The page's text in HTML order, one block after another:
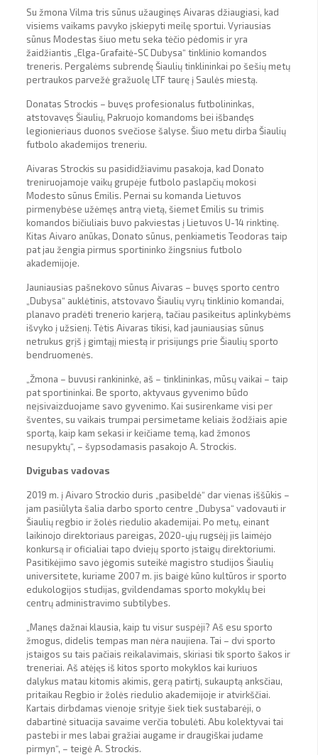
Su žmona Vilma tris sūnus užauginęs Aivaras džiaugiasi, kad
visiems vaikams pavyko įskiepyti meilę sportui. Vyriausias
sūnus Modestas šiuo metu seka tėčio pėdomis ir yra
žaidžiantis „Elga-Grafaitė-SC Dubysa“ tinklinio komandos
treneris. Pergalėms subrendę Šiaulių tinklininkai po šešių metų
pertraukos parvežė gražuolę LTF taurę į Saulės miestą.
Donatas Strockis – buvęs profesionalus futbolininkas,
atstovavęs Šiaulių, Pakruojo komandoms bei išbandęs
legionieriaus duonos svečiose šalyse. Šiuo metu dirba Šiaulių
futbolo akademijos treneriu.
Aivaras Strockis su pasididžiavimu pasakoja, kad Donato
treniruojamoje vaikų grupėje futbolo paslapčių mokosi
Modesto sūnus Emilis. Pernai su komanda Lietuvos
pirmenybėse užėmęs antrą vietą, šiemet Emilis su trimis
komandos bičiuliais buvo pakviestas į Lietuvos U-14 rinktinę.
Kitas Aivaro anūkas, Donato sūnus, penkiametis Teodoras taip
pat jau žengia pirmus sportininko žingsnius futbolo
akademijoje.
Jauniausias pašnekovo sūnus Aivaras – buvęs sporto centro
„Dubysa“ auklėtinis, atstovavo Šiaulių vyrų tinklinio komandai,
planavo pradėti trenerio karjerą, tačiau pasikeitus aplinkybėms
išvyko į užsienį. Tėtis Aivaras tikisi, kad jauniausias sūnus
netrukus grįš į gimtąjį miestą ir prisijungs prie Šiaulių sporto
bendruomenės.
„Žmona – buvusi rankininkė, aš – tinklininkas, mūsų vaikai – taip
pat sportininkai. Be sporto, aktyvaus gyvenimo būdo
neįsivaizduojame savo gyvenimo. Kai susirenkame visi per
šventes, su vaikais trumpai persimetame keliais žodžiais apie
sportą, kaip kam sekasi ir keičiame temą, kad žmonos
nesupyktų“, – šypsodamasis pasakojo A. Strockis.
Dvigubas vadovas
2019 m. į Aivaro Strockio duris „pasibeldė“ dar vienas iššūkis –
jam pasiūlyta šalia darbo sporto centre „Dubysa“ vadovauti ir
Šiaulių regbio ir žolės riedulio akademijai. Po metų, einant
laikinojo direktoriaus pareigas, 2020-ųjų rugsėjį jis laimėjo
konkursą ir oficialiai tapo dviejų sporto įstaigų direktoriumi.
Pasitikėjimo savo jėgomis suteikė magistro studijos Šiaulių
universitete, kuriame 2007 m. jis baigė kūno kultūros ir sporto
edukologijos studijas, gvildendamas sporto mokyklų bei
centrų administravimo subtilybes.
„Manęs dažnai klausia, kaip tu visur suspėji? Aš esu sporto
žmogus, didelis tempas man nėra naujiena. Tai – dvi sporto
įstaigos su tais pačiais reikalavimais, skiriasi tik sporto šakos ir
treneriai. Aš atėjęs iš kitos sporto mokyklos kai kuriuos
dalykus matau kitomis akimis, gerą patirtį, sukauptą anksčiau,
pritaikau Regbio ir žolės riedulio akademijoje ir atvirkščiai.
Kartais dirbdamas vienoje srityje šiek tiek sustabarėji, o
dabartinė situacija savaime verčia tobulėti. Abu kolektyvai tai
pastebi ir mes labai gražiai augame ir draugiškai judame
pirmyn“, – teigė A. Strockis.